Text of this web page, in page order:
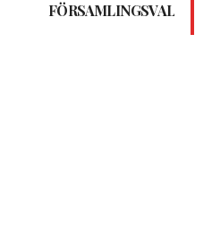
FÖRSAMLINGSVAL